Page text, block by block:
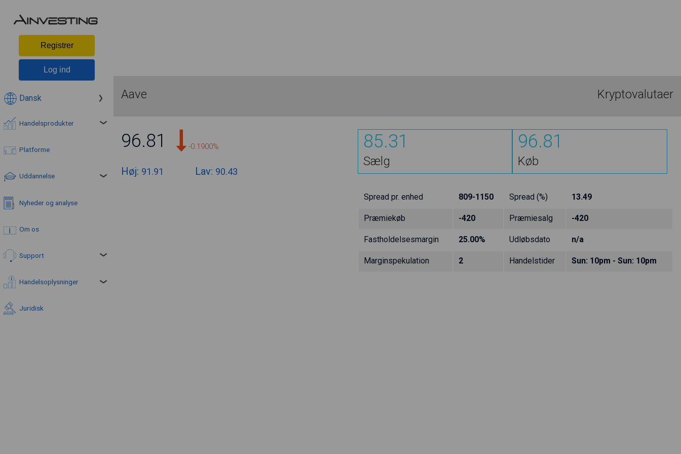
Registrer
Log ind
Dansk
Handelsprodukter
Platforme
Uddannelse
Nyheder og analyse
Om os
Support
Handelsoplysninger
Juridisk
Aave Kryptovalutaer
96.81 -0.1900%
Høj: 91.91 Lav: 90.43
85.31
Sælg
96.81
Køb
Spread pr. enhed 809-1150 Spread (%) 13.49
Præmiekøb -420 Præmiesalg -420
Fastholdelsesmargin 25.00% Udløbsdato n/a
Marginspekulation 2 Handelstider Sun: 10pm - Sun: 10pm